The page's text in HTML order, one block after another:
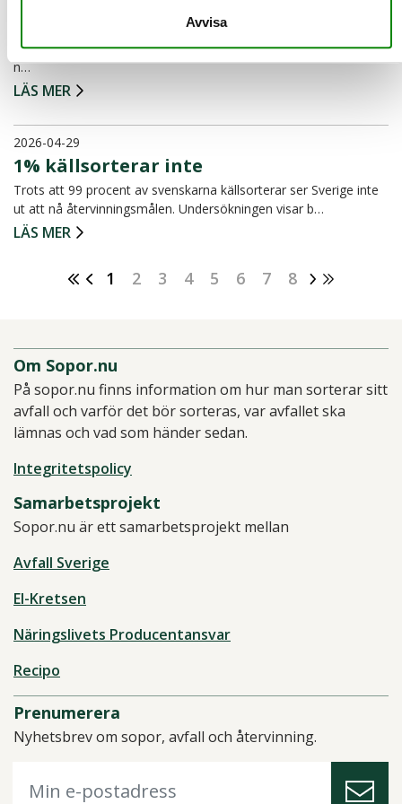
Avvisa
har minskat rejält
Mängden restavfall, alltså det som hamnar i den vanliga
soppåsen, har minskat med 23 procent sedan 2016. Det visar
n…
LÄS MER
2026-04-29
1% källsorterar inte
Trots att 99 procent av svenskarna källsorterar ser Sverige inte
ut att nå återvinningsmålen. Undersökningen visar b…
LÄS MER
1 2 3 4 5 6 7 8
Om Sopor.nu
På sopor.nu finns information om hur man sorterar sitt
avfall och varför det bör sorteras, var avfallet ska
lämnas och vad som händer sedan.
Integritetspolicy
Samarbetsprojekt
Sopor.nu är ett samarbetsprojekt mellan
Avfall Sverige
El-Kretsen
Näringslivets Producentansvar
Recipo
Prenumerera
Nyhetsbrev om sopor, avfall och återvinning.